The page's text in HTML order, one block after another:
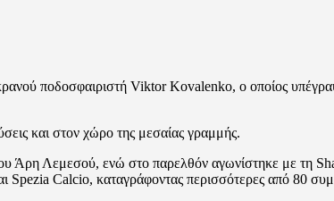
ποδοσφαιριστή Viktor Kovalenko, ο οποίος
και στον χώρο της μεσαίας γραμμής.
Άρη Λεμεσού, ενώ στο παρελθόν αγωνίστηκε με τη
Calcio, καταγράφοντας περισσότερες από 80